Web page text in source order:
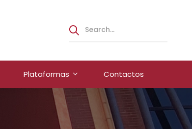
Plataformas Contactos